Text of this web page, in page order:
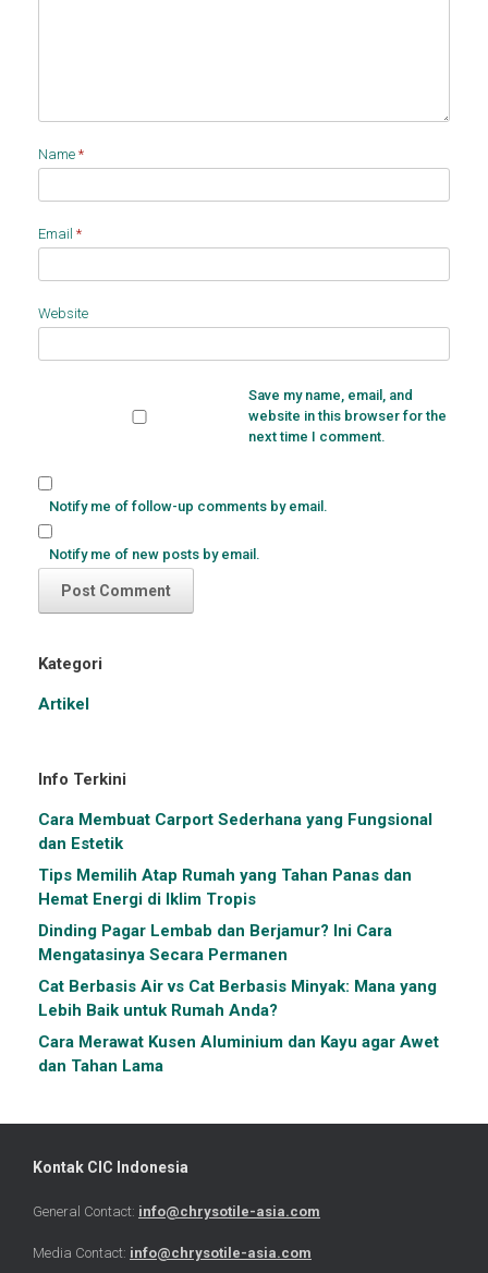
Name *
Email *
Website
Save my name, email, and
website in this browser for the
next time I comment.
Notify me of follow-up comments by email.
Notify me of new posts by email.
Kategori
Artikel
Info Terkini
Cara Membuat Carport Sederhana yang Fungsional
dan Estetik
Tips Memilih Atap Rumah yang Tahan Panas dan
Hemat Energi di Iklim Tropis
Dinding Pagar Lembab dan Berjamur? Ini Cara
Mengatasinya Secara Permanen
Cat Berbasis Air vs Cat Berbasis Minyak: Mana yang
Lebih Baik untuk Rumah Anda?
Cara Merawat Kusen Aluminium dan Kayu agar Awet
dan Tahan Lama
Kontak CIC Indonesia
General Contact: info@chrysotile-asia.com
Media Contact: info@chrysotile-asia.com